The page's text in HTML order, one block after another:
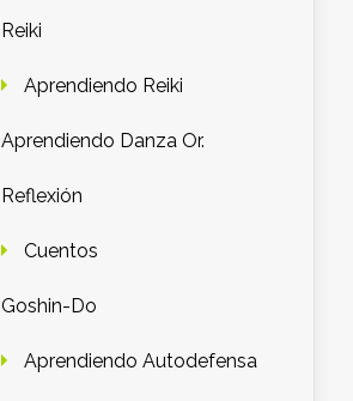
Reiki
Aprendiendo Reiki
Aprendiendo Danza Or.
Reflexión
Cuentos
Goshin-Do
Aprendiendo Autodefensa